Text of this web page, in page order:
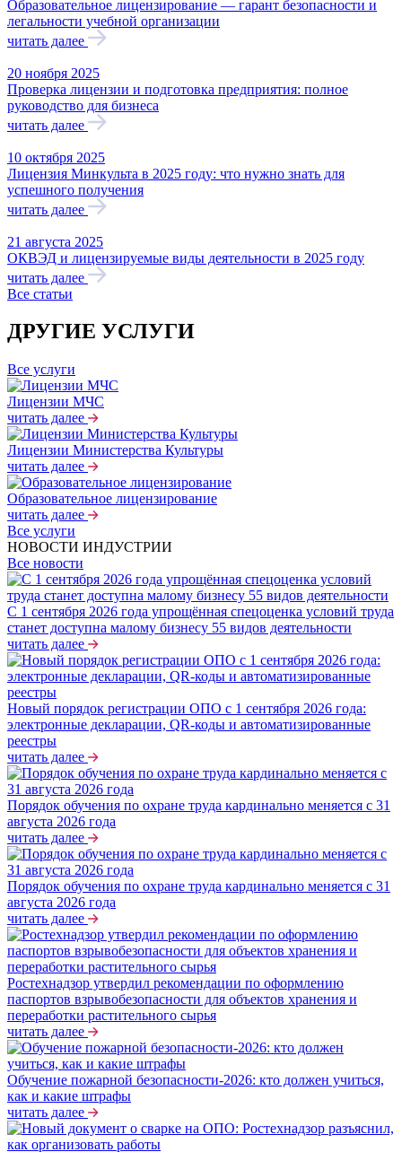
Образовательное лицензирование — гарант безопасности и
легальности учебной организации
читать далее
20 ноября 2025
Проверка лицензии и подготовка предприятия: полное
руководство для бизнеса
читать далее
10 октября 2025
Лицензия Минкульта в 2025 году: что нужно знать для
успешного получения
читать далее
21 августа 2025
ОКВЭД и лицензируемые виды деятельности в 2025 году
читать далее
Все статьи
ДРУГИЕ УСЛУГИ
Все услуги
Лицензии МЧС
читать далее
Лицензии Министерства Культуры
читать далее
Образовательное лицензирование
читать далее
Все услуги
НОВОСТИ ИНДУСТРИИ
Все новости
С 1 сентября 2026 года упрощённая спецоценка условий труда
станет доступна малому бизнесу 55 видов деятельности
читать далее
Новый порядок регистрации ОПО с 1 сентября 2026 года:
электронные декларации, QR-коды и автоматизированные
реестры
читать далее
Порядок обучения по охране труда кардинально меняется с 31
августа 2026 года
читать далее
Порядок обучения по охране труда кардинально меняется с 31
августа 2026 года
читать далее
Ростехнадзор утвердил рекомендации по оформлению
паспортов взрывобезопасности для объектов хранения и
переработки растительного сырья
читать далее
Обучение пожарной безопасности-2026: кто должен учиться,
как и какие штрафы
читать далее